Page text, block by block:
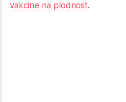
vakcine na plodnost.